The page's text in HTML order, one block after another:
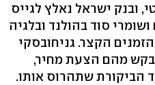
ובנק ישראל נאלץ לגייס
סוד בהולנד ובלגיה
הקצר. גניחובסקי
לבקש מהם הצעת מחיר,
הביקורת שתהרוס אותו.